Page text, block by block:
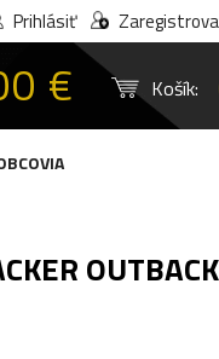
Prihlásiť
€ Košík: